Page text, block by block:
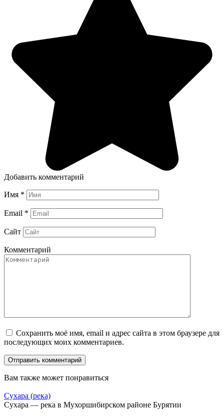
Добавить комментарий
Имя *
Email *
Сайт
Комментарий
Сохранить моё имя, email и адрес сайта в этом браузере для
последующих моих комментариев.
Вам также может понравиться
Сухара (река)
Сухара — река в Мухоршибирском районе Бурятии